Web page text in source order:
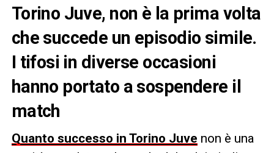
Torino Juve, non è la prima volta
che succede un episodio simile.
I tifosi in diverse occasioni
hanno portato a sospendere il
match
Quanto successo in Torino Juve non è una